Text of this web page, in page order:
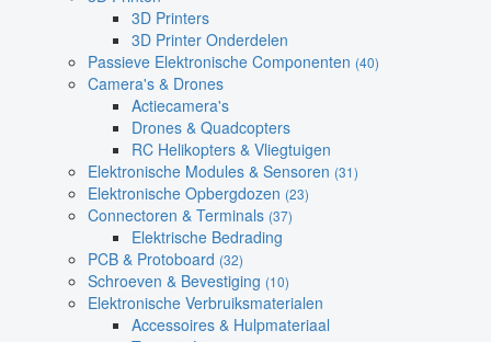
3D Printers
3D Printer Onderdelen
Passieve Elektronische Componenten (40)
Camera's & Drones
Actiecamera's
Drones & Quadcopters
RC Helikopters & Vliegtuigen
Elektronische Modules & Sensoren (31)
Elektronische Opbergdozen (23)
Connectoren & Terminals (37)
Elektrische Bedrading
PCB & Protoboard (32)
Schroeven & Bevestiging (10)
Elektronische Verbruiksmaterialen
Accessoires & Hulpmateriaal